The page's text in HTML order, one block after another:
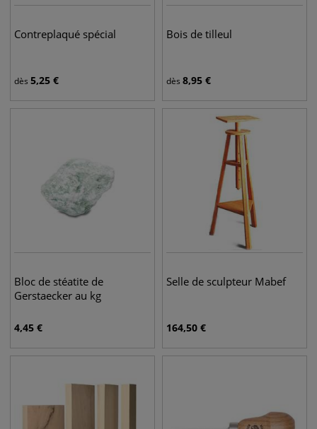
Contreplaqué spécial
dès 5,25 €
Bois de tilleul
dès 8,95 €
Bloc de stéatite de
Gerstaecker au kg
4,45 €
Selle de sculpteur Mabef
164,50 €